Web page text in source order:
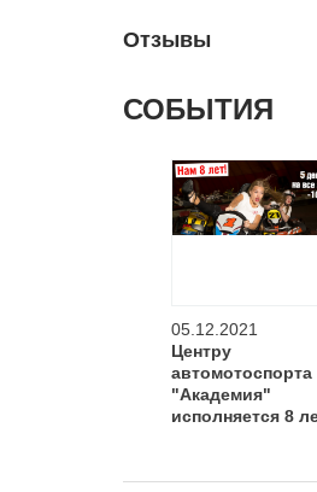
Отзывы
СОБЫТИЯ
05.12.2021
Центру
автомотоспорта
"Академия"
исполняется 8